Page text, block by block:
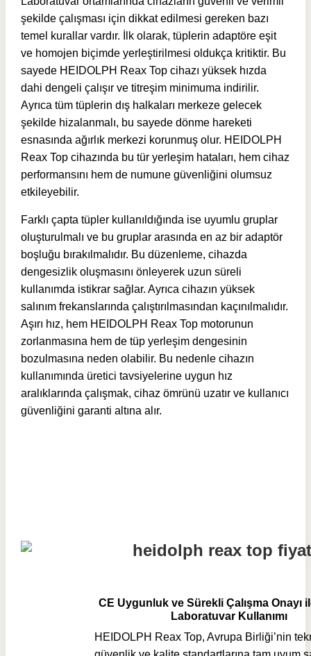
şekilde çalışması için dikkat edilmesi gereken bazı
temel kurallar vardır. İlk olarak, tüplerin adaptöre eşit
ve homojen biçimde yerleştirilmesi oldukça kritiktir. Bu
sayede HEIDOLPH Reax Top cihazı yüksek hızda
dahi dengeli çalışır ve titreşim minimuma indirilir.
Ayrıca tüm tüplerin dış halkaları merkeze gelecek
şekilde hizalanmalı, bu sayede dönme hareketi
esnasında ağırlık merkezi korunmuş olur. HEIDOLPH
Reax Top cihazında bu tür yerleşim hataları, hem cihaz
performansını hem de numune güvenliğini olumsuz
etkileyebilir.
Farklı çapta tüpler kullanıldığında ise uyumlu gruplar
oluşturulmalı ve bu gruplar arasında en az bir adaptör
boşluğu bırakılmalıdır. Bu düzenleme, cihazda
dengesizlik oluşmasını önleyerek uzun süreli
kullanımda istikrar sağlar. Ayrıca cihazın yüksek
salınım frekanslarında çalıştırılmasından kaçınılmalıdır.
Aşırı hız, hem HEIDOLPH Reax Top motorunun
zorlanmasına hem de tüp yerleşim dengesinin
bozulmasına neden olabilir. Bu nedenle cihazın
kullanımında üretici tavsiyelerine uygun hız
aralıklarında çalışmak, cihaz ömrünü uzatır ve kullanıcı
güvenliğini garanti altına alır.
CE Uygunluk ve Sürekli Çalışma Onayı
Laboratuvar Kullanımı
HEIDOLPH Reax Top, Avrupa Birliği’nin